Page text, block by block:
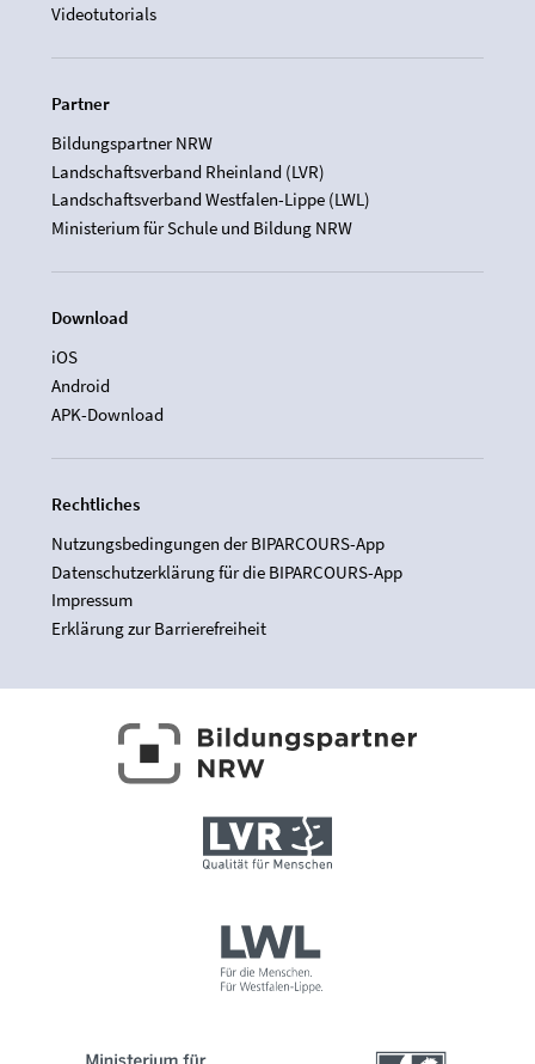
Videotutorials
Partner
Bildungspartner NRW
Landschaftsverband Rheinland (LVR)
Landschaftsverband Westfalen-Lippe (LWL)
Ministerium für Schule und Bildung NRW
Download
iOS
Android
APK-Download
Rechtliches
Nutzungsbedingungen der BIPARCOURS-App
Datenschutzerklärung für die BIPARCOURS-App
Impressum
Erklärung zur Barrierefreiheit